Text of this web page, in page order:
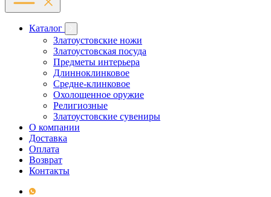
Каталог
Златоустовские ножи
Златоустовская посуда
Предметы интерьера
Длинноклинковое
Средне-клинковое
Охолощенное оружие
Религиозные
Златоустовские сувениры
О компании
Доставка
Оплата
Возврат
Контакты